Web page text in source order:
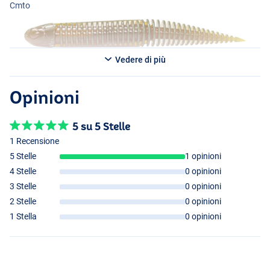
Cmto
Vedere di più
Opinioni
5 su 5 Stelle
1 Recensione
5 Stelle
1 opinioni
4 Stelle
0 opinioni
3 Stelle
0 opinioni
2 Stelle
0 opinioni
1 Stella
0 opinioni